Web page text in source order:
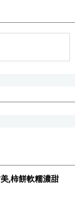
,柿餅軟糯濃甜